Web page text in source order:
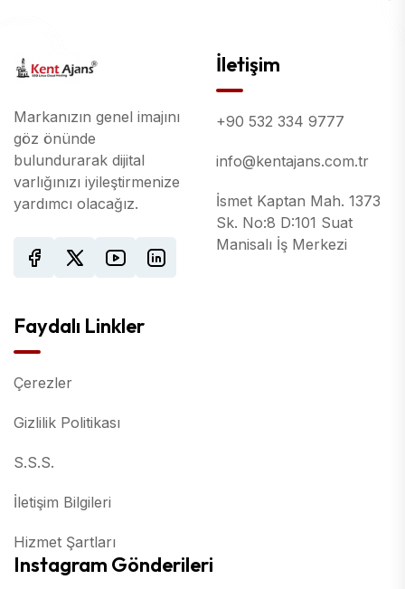
Markanızın genel imajını
göz önünde
bulundurarak dijital
varlığınızı iyileştirmenize
yardımcı olacağız.
İletişim
+90 532 334 9777
info@kentajans.com.tr
İsmet Kaptan Mah. 1373
Sk. No:8 D:101 Suat
Manisalı İş Merkezi
Faydalı Linkler
Çerezler
Gizlilik Politikası
S.S.S.
İletişim Bilgileri
Hizmet Şartları
Instagram Gönderileri